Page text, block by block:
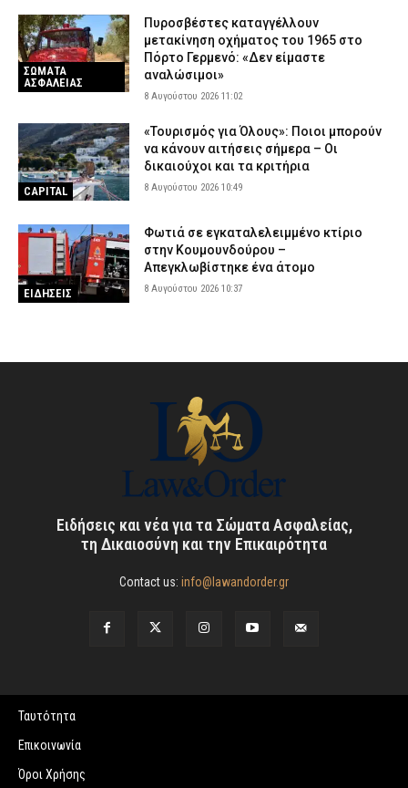
ΣΩΜΑΤΑ
ΑΣΦΑΛΕΙΑΣ
Πυροσβέστες καταγγέλλουν
μετακίνηση οχήματος του 1965 στο
Πόρτο Γερμενό: «Δεν είμαστε
αναλώσιμοι»
8 Αυγούστου 2026 11:02
CAPITAL
«Τουρισμός για Όλους»: Ποιοι μπορούν
να κάνουν αιτήσεις σήμερα – Οι
δικαιούχοι και τα κριτήρια
8 Αυγούστου 2026 10:49
ΕΙΔΗΣΕΙΣ
Φωτιά σε εγκαταλελειμμένο κτίριο
στην Κουμουνδούρου –
Απεγκλωβίστηκε ένα άτομο
8 Αυγούστου 2026 10:37
Ειδήσεις και νέα για τα Σώματα Ασφαλείας,
τη Δικαιοσύνη και την Επικαιρότητα
Contact us: info@lawandorder.gr
Ταυτότητα
Επικοινωνία
Όροι Χρήσης